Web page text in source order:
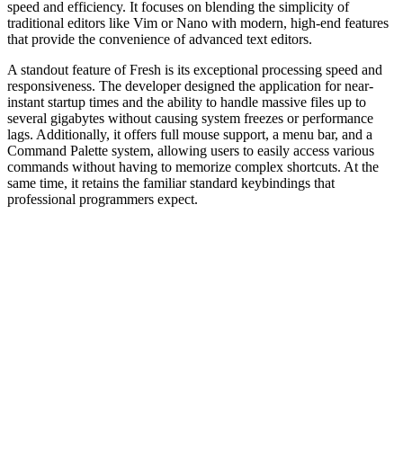
speed and efficiency. It focuses on blending the simplicity of
traditional editors like Vim or Nano with modern, high-end features
that provide the convenience of advanced text editors.
A standout feature of Fresh is its exceptional processing speed and
responsiveness. The developer designed the application for near-
instant startup times and the ability to handle massive files up to
several gigabytes without causing system freezes or performance
lags. Additionally, it offers full mouse support, a menu bar, and a
Command Palette system, allowing users to easily access various
commands without having to memorize complex shortcuts. At the
same time, it retains the familiar standard keybindings that
professional programmers expect.